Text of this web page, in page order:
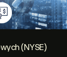
(NYSE)